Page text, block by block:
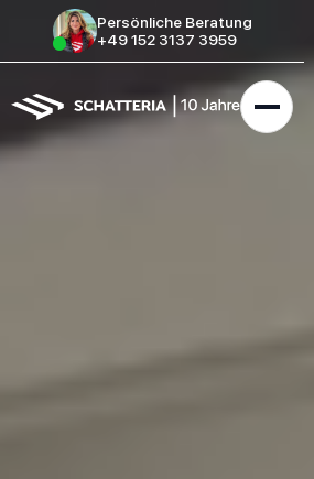
Persönliche Beratung
+49 152 3137 3959